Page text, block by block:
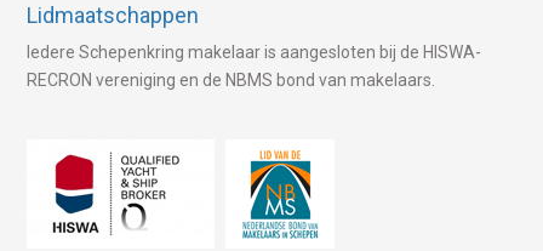
Lidmaatschappen
Iedere Schepenkring makelaar is aangesloten bij de HISWA-
RECRON vereniging en de NBMS bond van makelaars.